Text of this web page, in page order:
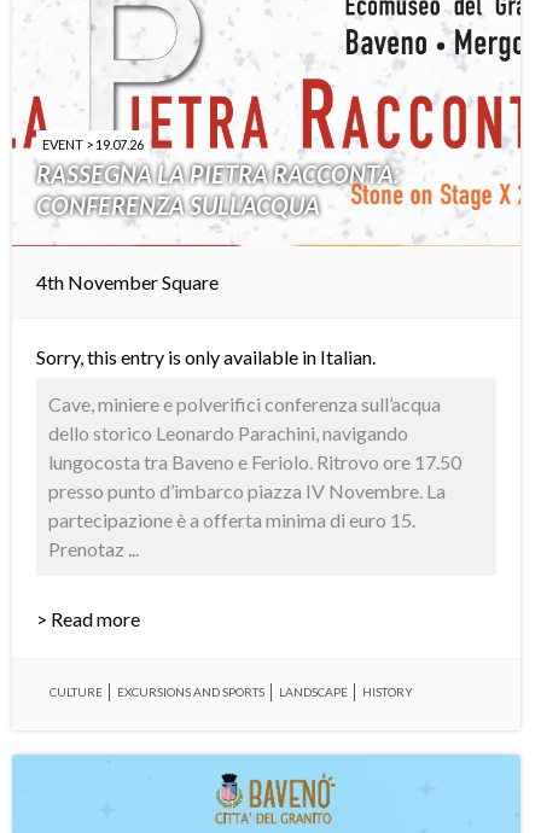
EVENT > 19.07.26
RASSEGNA LA PIETRA RACCONTA:
CONFERENZA SULL’ACQUA
4th November Square
Sorry, this entry is only available in Italian.
Cave, miniere e polverifici conferenza sull’acqua
dello storico Leonardo Parachini, navigando
lungocosta tra Baveno e Feriolo. Ritrovo ore 17.50
presso punto d’imbarco piazza IV Novembre. La
partecipazione è a offerta minima di euro 15.
Prenotaz ...
> Read more
CULTURE EXCURSIONS AND SPORTS LANDSCAPE HISTORY